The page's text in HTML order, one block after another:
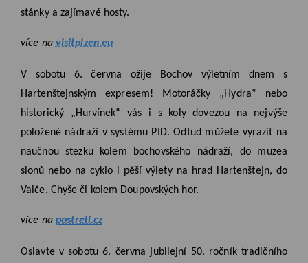
stánky a zajímavé hosty.
více na visitplzen.eu
V sobotu 6. června ožije Bochov výletním dnem s
Hartenštejnským expresem! Motoráčky „Hydra“ nebo
historický „Hurvínek“ vás i s koly dovezou na nejvýše
položené nádraží v systému PID. Odtud můžete vyrazit na
naučnou stezku kolem bochovského nádraží, do muzea
slonů nebo na cyklo i pěší výlety na hrad Hartenštejn, do
Valče, Chyše či kolem Doupovských hor.
více na postreli.cz
Oslavte v sobotu 6. června jubilejní 50. ročník tradičního